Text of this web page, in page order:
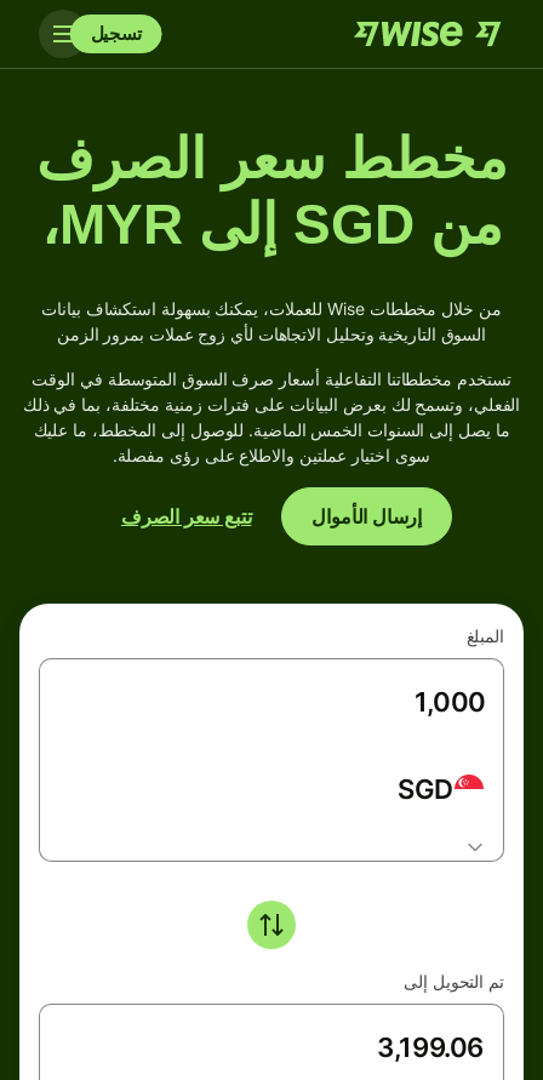
تسجيل
مخطط سعر الصرف
من SGD إلى MYR،
من خلال مخططات Wise للعملات، يمكنك بسهولة استكشاف بيانات
السوق التاريخية وتحليل الاتجاهات لأي زوج عملات بمرور الزمن
تستخدم مخططاتنا التفاعلية أسعار صرف السوق المتوسطة في الوقت
الفعلي، وتسمح لك بعرض البيانات على فترات زمنية مختلفة، بما في ذلك
ما يصل إلى السنوات الخمس الماضية. للوصول إلى المخطط، ما عليك
سوى اختيار عملتين والاطلاع على رؤى مفصلة.
إرسال الأموال تتبع سعر الصرف
المبلغ
SGD
تم التحويل إلى